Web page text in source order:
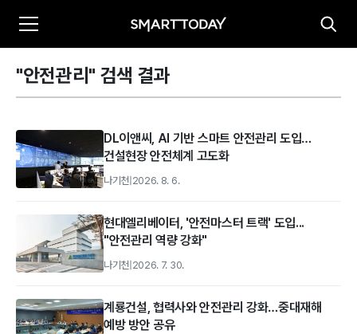
"안전관리" 검색 결과
DL이앤씨, AI 기반 스마트 안전관리 도입…
건설현장 안전체계 고도화
나기천 2026. 8. 6.
현대엘리베이터, '안전마스터 트랙' 도입...
"안전관리 역량 강화"
나기천 2026. 7. 30.
계룡건설, 협력사와 안전관리 강화…중대재해
예방 방안 공유